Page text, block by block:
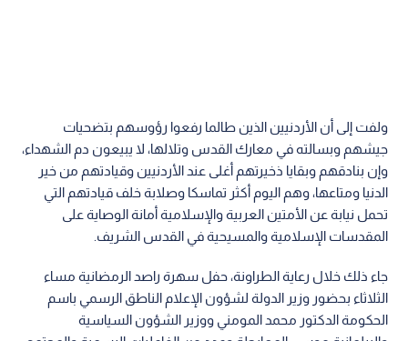
ولفت إلى أن الأردنيين الذين طالما رفعوا رؤوسهم بتضحيات
جيشهم وبسالته في معارك القدس وتلالها، لا يبيعون دم الشهداء،
وإن بنادقهم وبقايا ذخيرتهم أغلى عند الأردنيين وقيادتهم من خير
الدنيا ومتاعها، وهم اليوم أكثر تماسكا وصلابة خلف قيادتهم التي
تحمل نيابة عن الأمتين العربية والإسلامية أمانة الوصاية على
المقدسات الإسلامية والمسيحية في القدس الشريف.
جاء ذلك خلال رعاية الطراونة، حفل سهرة راصد الرمضانية مساء
الثلاثاء بحضور وزير الدولة لشؤون الإعلام الناطق الرسمي باسم
الحكومة الدكتور محمد المومني ووزير الشؤون السياسية